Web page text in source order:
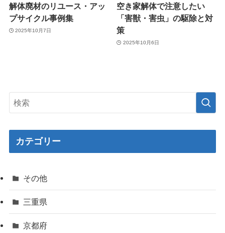
解体廃材のリユース・アッ
プサイクル事例集
2025年10月7日
空き家解体で注意したい
「害獣・害虫」の駆除と対
策
2025年10月6日
カテゴリー
その他
三重県
京都府